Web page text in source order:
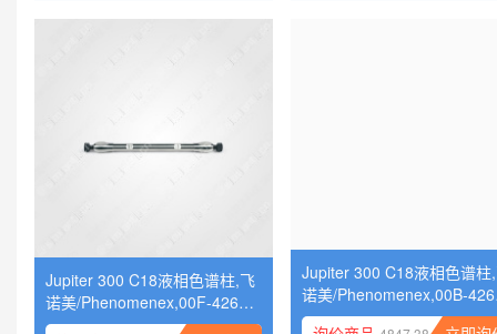
Jupiter 300 C18液相色谱柱
诺美/Phenomenex,00F-